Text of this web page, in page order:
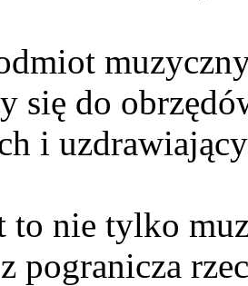
się do
i
to nie tylko
pogranicza